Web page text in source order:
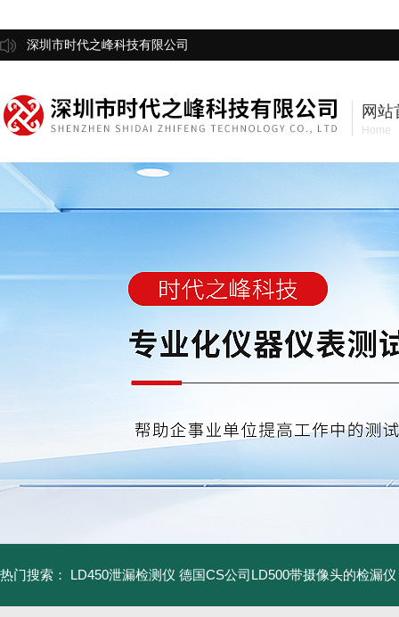
深圳市时代之峰科技有限公司
网站
Home
热门搜索： LD450泄漏检测仪 德国CS公司LD500带摄像头的检漏仪